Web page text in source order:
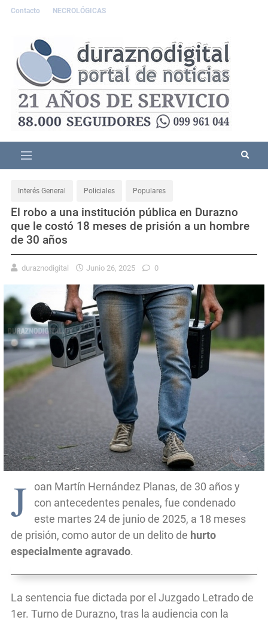
Contacto NECROLÓGICAS
Interés General Policiales Populares
El robo a una institución pública en Durazno
que le costó 18 meses de prisión a un hombre
de 30 años
duraznodigital Junio 26, 2025 0
J
oan Martín Hernández Planas, de 30 años y
con antecedentes penales, fue condenado
este martes 24 de junio de 2025, a 18 meses
de prisión, como autor de un delito de hurto
especialmente agravado.
La sentencia fue dictada por el Juzgado Letrado de
1er. Turno de Durazno, tras la audiencia con la